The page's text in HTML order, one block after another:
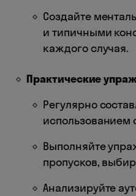
Создайте
и типичными
каждого случая.
Практические
Регулярно
использованием
Выполняйте
пропусков,
Анализируйте